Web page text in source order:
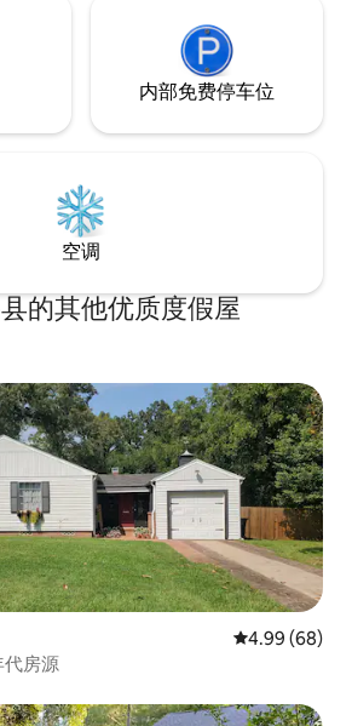
内部免费停车位
空调
的其他优质度假屋
平均评分 4.99
4.99 (68)
代房源